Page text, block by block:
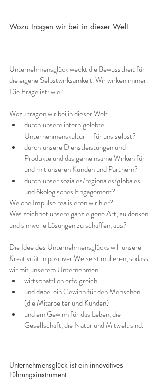
Wozu tragen wir bei in dieser Welt
Unternehmensglück weckt die Bewusstheit für
die eigene Selbstwirksamkeit. Wir wirken immer.
Die Frage ist: wie?
Wozu tragen wir bei in dieser Welt
durch unsere intern gelebte
Unternehmenskultur – für uns selbst?
durch unsere Dienstleistungen und
Produkte und das gemeinsame Wirken für
und mit unseren Kunden und Partnern?
durch unser soziales/regionales/globales
und ökologisches Engagement?
Welche Impulse realisieren wir hier?
Was zeichnet unsere ganz eigene Art, zu denken
und sinnvolle Lösungen zu schaffen, aus?
Die Idee des Unternehmensglücks will unsere
Kreativität in positiver Weise stimulieren, sodass
wir mit unserem Unternehmen
wirtschaftlich erfolgreich
und dabei ein Gewinn für den Menschen
(die Mitarbeiter und Kunden)
und ein Gewinn für das Leben, die
Gesellschaft, die Natur und Mitwelt sind.
Unternehmensglück ist ein innovatives
Führungsinstrument